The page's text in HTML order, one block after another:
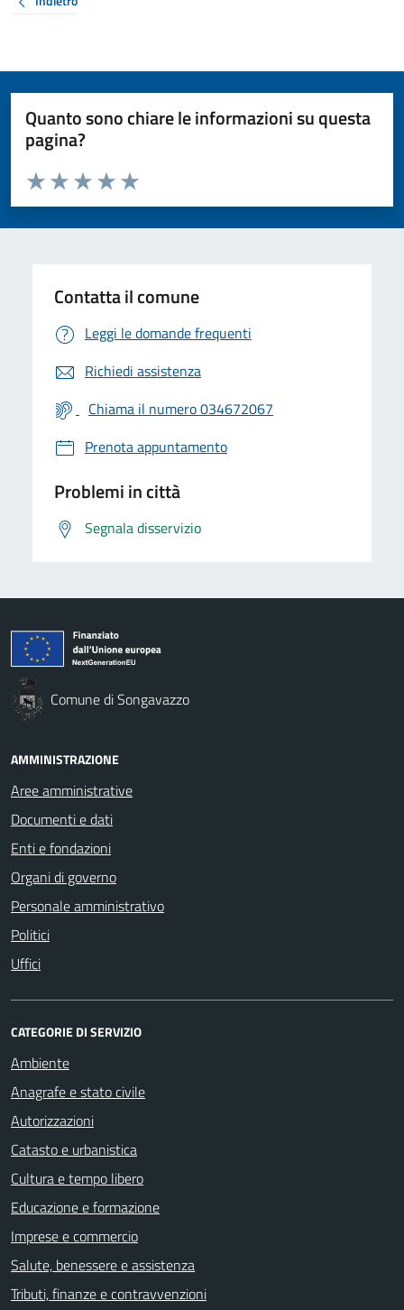
Quanto sono chiare le informazioni su questa
pagina?
Valuta da 1 a 5 stelle la pagina
Valuta 5 stelle su 5
Valuta 4 stelle su 5
Valuta 3 stelle su 5
Valuta 2 stelle su 5
Valuta 1 stelle su 5
Contatta il comune
Leggi le domande frequenti
Richiedi assistenza
Chiama il numero 034672067
Prenota appuntamento
Problemi in città
Segnala disservizio
Comune di Songavazzo
AMMINISTRAZIONE
Aree amministrative
Documenti e dati
Enti e fondazioni
Organi di governo
Personale amministrativo
Politici
Uffici
CATEGORIE DI SERVIZIO
Ambiente
Anagrafe e stato civile
Autorizzazioni
Catasto e urbanistica
Cultura e tempo libero
Educazione e formazione
Imprese e commercio
Salute, benessere e assistenza
Tributi, finanze e contravvenzioni